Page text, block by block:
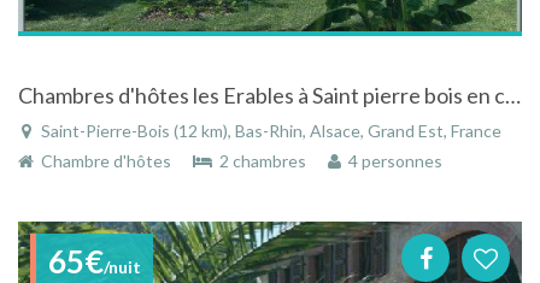
Chambres d'hôtes les Erables à Saint pierre bois en centre alsace avec vue sur la montagne
Saint-Pierre-Bois (12 km), Bas-Rhin, Alsace, Grand Est, France
Chambre d'hôtes
2 chambres 4 personnes
65€/nuit